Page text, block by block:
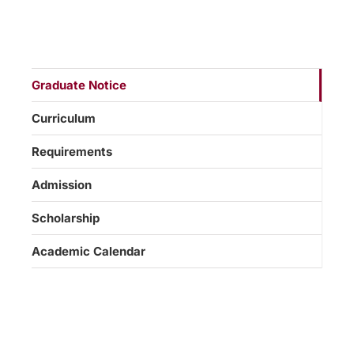
Graduate Notice
Curriculum
Requirements
Admission
Scholarship
Academic Calendar